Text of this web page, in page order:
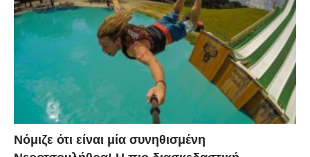
Νόμιζε ότι είναι μία συνηθισμένη